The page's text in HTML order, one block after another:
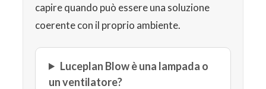
capire quando può essere una soluzione
coerente con il proprio ambiente.
Luceplan Blow è una lampada o
un ventilatore?